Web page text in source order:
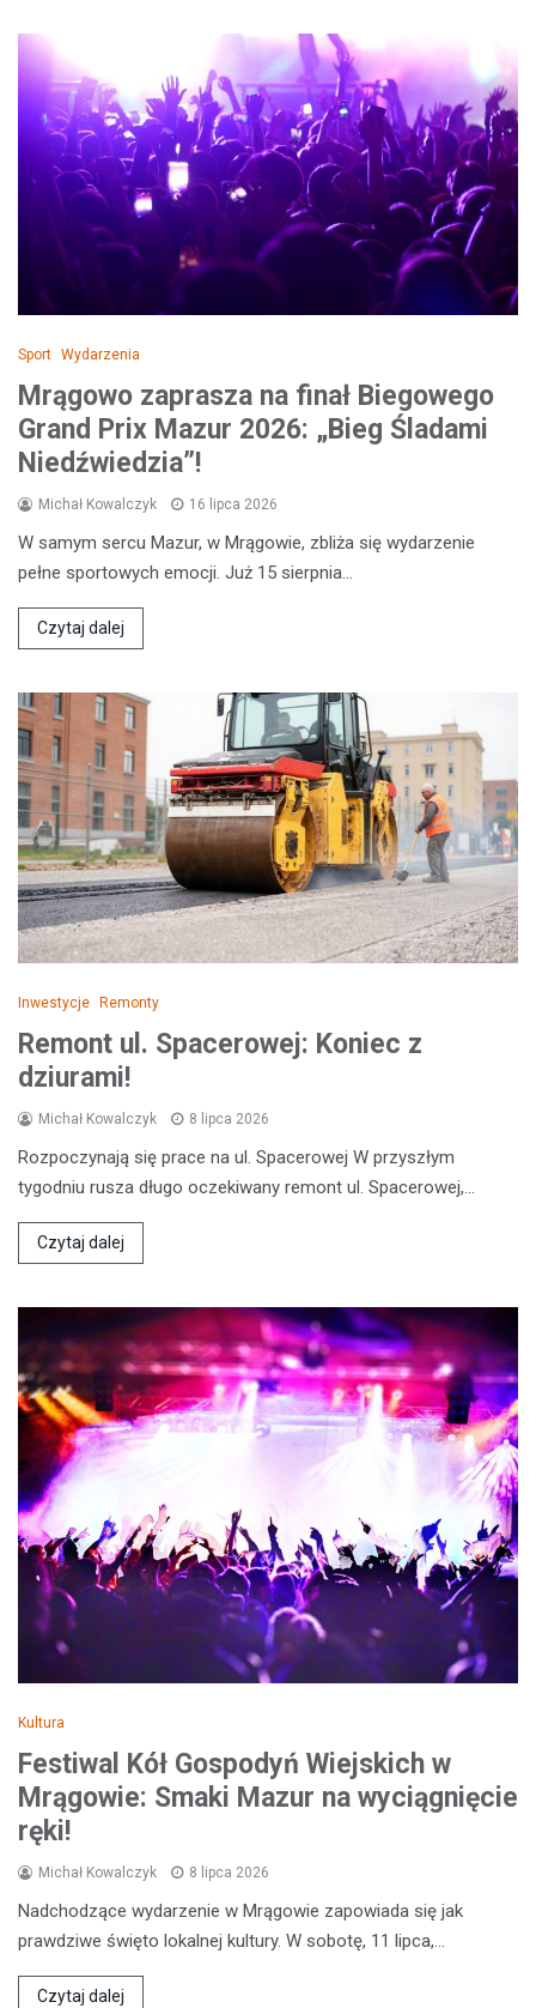
Sport Wydarzenia
Mrągowo zaprasza na finał Biegowego
Grand Prix Mazur 2026: „Bieg Śladami
Niedźwiedzia”!
Michał Kowalczyk 16 lipca 2026
W samym sercu Mazur, w Mrągowie, zbliża się wydarzenie
pełne sportowych emocji. Już 15 sierpnia…
Czytaj dalej
Inwestycje Remonty
Remont ul. Spacerowej: Koniec z
dziurami!
Michał Kowalczyk 8 lipca 2026
Rozpoczynają się prace na ul. Spacerowej W przyszłym
tygodniu rusza długo oczekiwany remont ul. Spacerowej,…
Czytaj dalej
Kultura
Festiwal Kół Gospodyń Wiejskich w
Mrągowie: Smaki Mazur na wyciągnięcie
ręki!
Michał Kowalczyk 8 lipca 2026
Nadchodzące wydarzenie w Mrągowie zapowiada się jak
prawdziwe święto lokalnej kultury. W sobotę, 11 lipca,…
Czytaj dalej